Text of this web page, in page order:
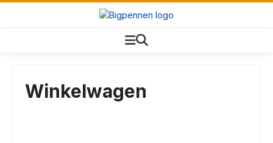
Winkelwagen